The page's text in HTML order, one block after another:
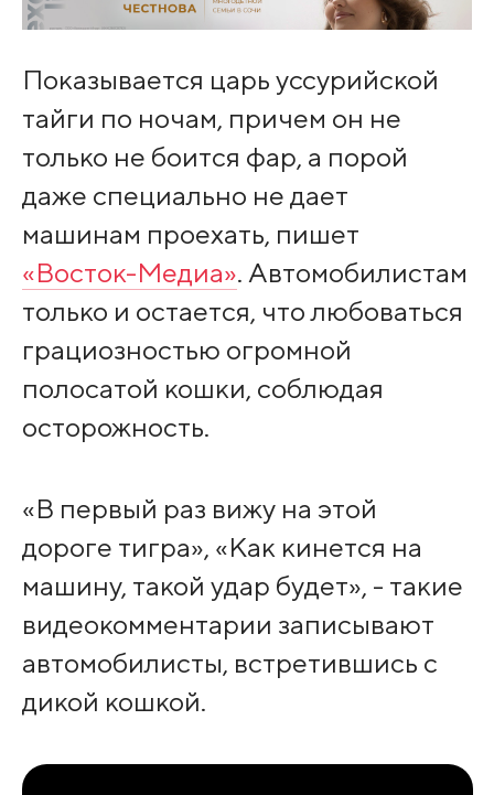
Показывается царь уссурийской
тайги по ночам, причем он не
только не боится фар, а порой
даже специально не дает
машинам проехать, пишет
«Восток-Медиа». Автомобилистам
только и остается, что любоваться
грациозностью огромной
полосатой кошки, соблюдая
осторожность.
«В первый раз вижу на этой
дороге тигра», «Как кинется на
машину, такой удар будет», - такие
видеокомментарии записывают
автомобилисты, встретившись с
дикой кошкой.